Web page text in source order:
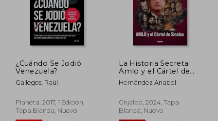
55%
dcto.
40%
dcto. S/
¿Cuándo Se Jodió
Venezuela?
Gallegos, Raúl
Planeta, 2017, 1 Edición,
Tapa Blanda, Nuevo
La Historia Secreta:
Amlo y el Cártel de
Sinaloa de Anabel
Hernández(Grijalbo)
Hernández Anabel
Grijalbo, 2024, Tapa
Blanda, Nuevo